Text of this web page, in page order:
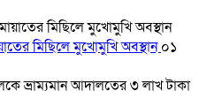
মিছিলে মুখোমুখি অবস্থান০১